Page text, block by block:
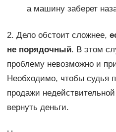
а машину заберет
2. Дело обстоит сложнее,
не порядочный. В этом
проблему невозможно и
Необходимо, чтобы судья
продажи
вернуть деньги.